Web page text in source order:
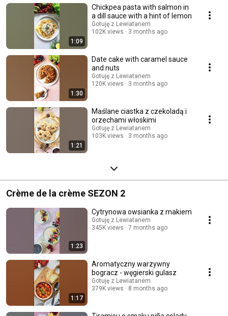
1:09
Chickpea pasta with salmon in
a dill sauce with a hint of lemon
Gotuję z Lewiatanem
102K views
3 months ago
1:30
Date cake with caramel sauce
and nuts
Gotuję z Lewiatanem
120K views
3 months ago
1:21
Maślane ciastka z czekoladą i
orzechami włoskimi
Gotuję z Lewiatanem
103K views
3 months ago
Crème de la crème SEZON 2
1:23
Cytrynowa owsianka z makiem
Gotuję z Lewiatanem
345K views
7 months ago
1:17
Aromatyczny warzywny
bogracz - węgierski gulasz
Gotuję z Lewiatanem
379K views
8 months ago